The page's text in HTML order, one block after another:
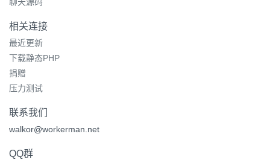
相关连接
最近更新
下载静态PHP
捐赠
压力测试
联系我们
walkor@workerman.net
QQ群